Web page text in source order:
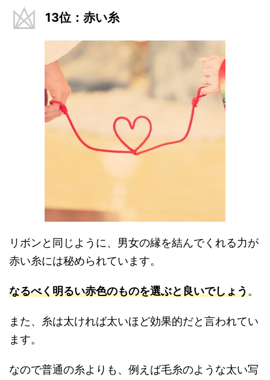
13位：赤い糸
リボンと同じように、男女の縁を結んでくれる力が
赤い糸には秘められています。
なるべく明るい赤色のものを選ぶと良いでしょう。
また、糸は太ければ太いほど効果的だと言われてい
ます。
なので普通の糸よりも、例えば毛糸のような太い写